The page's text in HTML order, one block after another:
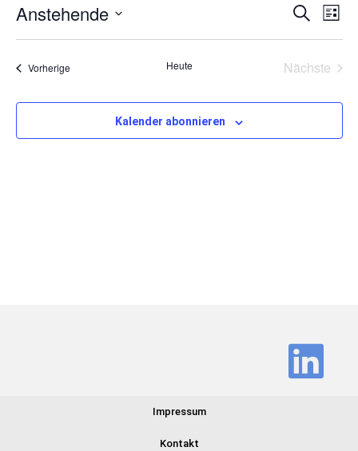
Suche
und
Suche
Liste
Anstehende
wählen.
VorherigeVeranstaltungen Heute Nächste
Kalender abonnieren
Impressum
Kontakt